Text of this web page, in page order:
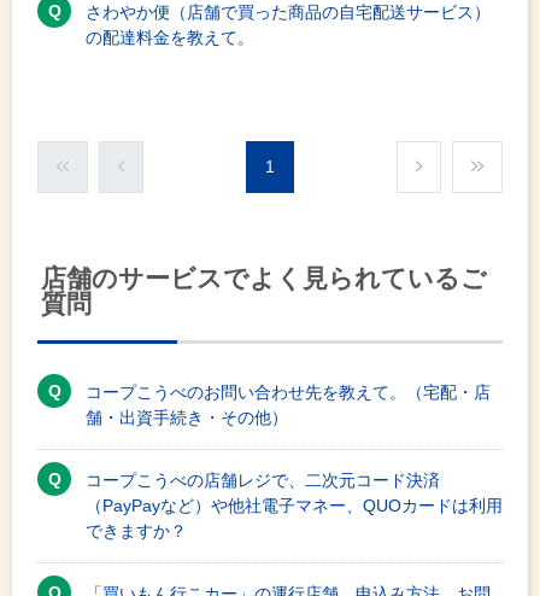
さわやか便（店舗で買った商品の自宅配送サービス）
の配達料金を教えて。
1
店舗のサービスでよく見られているご
質問
コープこうべのお問い合わせ先を教えて。（宅配・店
舗・出資手続き・その他）
コープこうべの店舗レジで、二次元コード決済
（PayPayなど）や他社電子マネー、QUOカードは利用
できますか？